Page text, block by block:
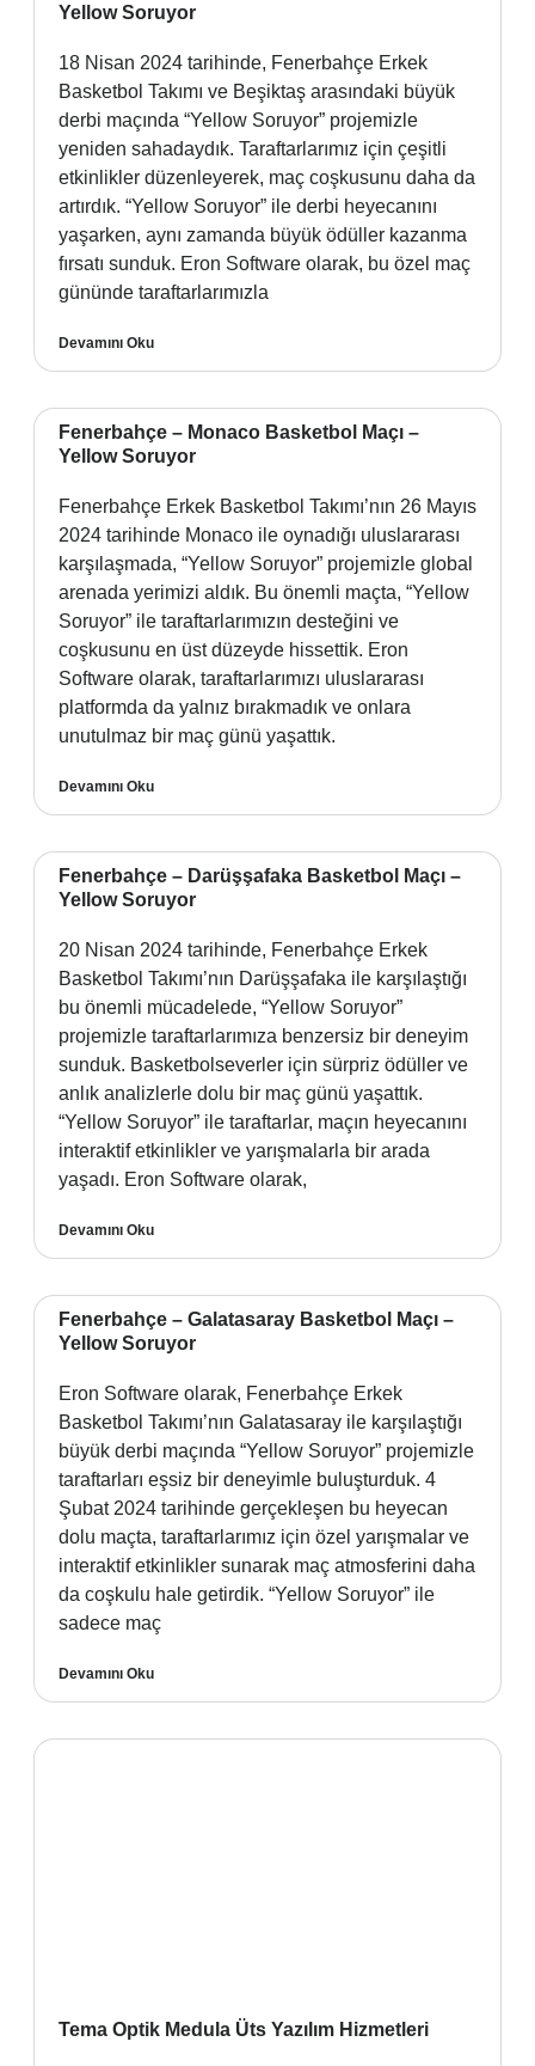
Yellow Soruyor
18 Nisan 2024 tarihinde, Fenerbahçe Erkek
Basketbol Takımı ve Beşiktaş arasındaki büyük
derbi maçında “Yellow Soruyor” projemizle
yeniden sahadaydık. Taraftarlarımız için çeşitli
etkinlikler düzenleyerek, maç coşkusunu daha da
artırdık. “Yellow Soruyor” ile derbi heyecanını
yaşarken, aynı zamanda büyük ödüller kazanma
fırsatı sunduk. Eron Software olarak, bu özel maç
gününde taraftarlarımızla
Devamını Oku
Fenerbahçe – Monaco Basketbol Maçı –
Yellow Soruyor
Fenerbahçe Erkek Basketbol Takımı’nın 26 Mayıs
2024 tarihinde Monaco ile oynadığı uluslararası
karşılaşmada, “Yellow Soruyor” projemizle global
arenada yerimizi aldık. Bu önemli maçta, “Yellow
Soruyor” ile taraftarlarımızın desteğini ve
coşkusunu en üst düzeyde hissettik. Eron
Software olarak, taraftarlarımızı uluslararası
platformda da yalnız bırakmadık ve onlara
unutulmaz bir maç günü yaşattık.
Devamını Oku
Fenerbahçe – Darüşşafaka Basketbol Maçı –
Yellow Soruyor
20 Nisan 2024 tarihinde, Fenerbahçe Erkek
Basketbol Takımı’nın Darüşşafaka ile karşılaştığı
bu önemli mücadelede, “Yellow Soruyor”
projemizle taraftarlarımıza benzersiz bir deneyim
sunduk. Basketbolseverler için sürpriz ödüller ve
anlık analizlerle dolu bir maç günü yaşattık.
“Yellow Soruyor” ile taraftarlar, maçın heyecanını
interaktif etkinlikler ve yarışmalarla bir arada
yaşadı. Eron Software olarak,
Devamını Oku
Fenerbahçe – Galatasaray Basketbol Maçı –
Yellow Soruyor
Eron Software olarak, Fenerbahçe Erkek
Basketbol Takımı’nın Galatasaray ile karşılaştığı
büyük derbi maçında “Yellow Soruyor” projemizle
taraftarları eşsiz bir deneyimle buluşturduk. 4
Şubat 2024 tarihinde gerçekleşen bu heyecan
dolu maçta, taraftarlarımız için özel yarışmalar ve
interaktif etkinlikler sunarak maç atmosferini daha
da coşkulu hale getirdik. “Yellow Soruyor” ile
sadece maç
Devamını Oku
Tema Optik Medula Üts Yazılım Hizmetleri